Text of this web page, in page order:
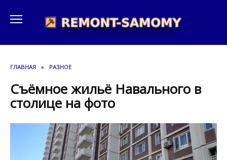
содержанию
ГЛАВНАЯ » РАЗНОЕ
Съёмное жильё Навального в
столице на фото